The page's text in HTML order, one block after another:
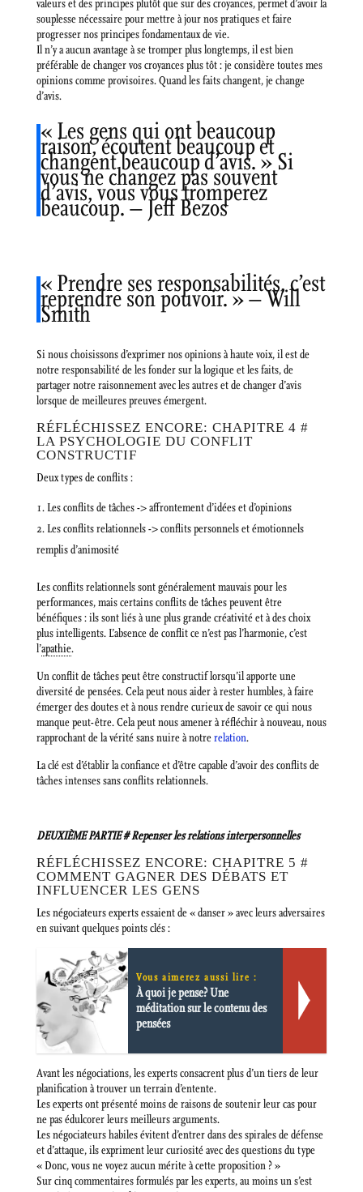
valeurs et des principes plutôt que sur des croyances, permet d’avoir la
souplesse nécessaire pour mettre à jour nos pratiques et faire
progresser nos principes fondamentaux de vie.
Il n’y a aucun avantage à se tromper plus longtemps, il est bien
préférable de changer vos croyances plus tôt : je considère toutes mes
opinions comme provisoires. Quand les faits changent, je change
d’avis.
« Les gens qui ont beaucoup
raison, écoutent beaucoup et
changent beaucoup d’avis. » Si
vous ne changez pas souvent
d’avis, vous vous tromperez
beaucoup. – Jeff Bezos
« Prendre ses responsabilités, c’est
reprendre son pouvoir. » – Will
Smith
Si nous choisissons d’exprimer nos opinions à haute voix, il est de
notre responsabilité de les fonder sur la logique et les faits, de
partager notre raisonnement avec les autres et de changer d’avis
lorsque de meilleures preuves émergent.
RÉFLÉCHISSEZ ENCORE: CHAPITRE 4 #
LA PSYCHOLOGIE DU CONFLIT
CONSTRUCTIF
Deux types de conflits :
Les conflits de tâches -> affrontement d’idées et d’opinions
Les conflits relationnels -> conflits personnels et émotionnels
remplis d’animosité
Les conflits relationnels sont généralement mauvais pour les
performances, mais certains conflits de tâches peuvent être
bénéfiques : ils sont liés à une plus grande créativité et à des choix
plus intelligents. L’absence de conflit ce n’est pas l’harmonie, c’est
l’apathie.
Un conflit de tâches peut être constructif lorsqu’il apporte une
diversité de pensées. Cela peut nous aider à rester humbles, à faire
émerger des doutes et à nous rendre curieux de savoir ce qui nous
manque peut-être. Cela peut nous amener à réfléchir à nouveau, nous
rapprochant de la vérité sans nuire à notrerelation.
La clé est d’établir la confiance et d’être capable d’avoir des conflits de
tâches intenses sans conflits relationnels.
DEUXIÈME PARTIE # Repenser les relations interpersonnelles
RÉFLÉCHISSEZ ENCORE: CHAPITRE 5 #
COMMENT GAGNER DES DÉBATS ET
INFLUENCER LES GENS
Les négociateurs experts essaient de « danser » avec leurs adversaires
en suivant quelques points clés :
Vous aimerez aussi lire :
À quoi je pense? Une
méditation sur le contenu des
pensées
Avant les négociations, les experts consacrent plus d’un tiers de leur
planification à trouver un terrain d’entente.
Les experts ont présenté moins de raisons de soutenir leur cas pour
ne pas édulcorer leurs meilleurs arguments.
Les négociateurs habiles évitent d’entrer dans des spirales de défense
et d’attaque, ils expriment leur curiosité avec des questions du type
« Donc, vous ne voyez aucun mérite à cette proposition ? »
Sur cinq commentaires formulés par les experts, au moins un s’est